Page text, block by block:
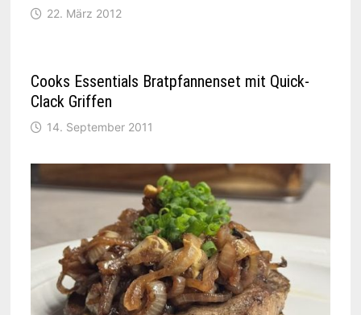
22. März 2012
Cooks Essentials Bratpfannenset mit Quick-
Clack Griffen
14. September 2011